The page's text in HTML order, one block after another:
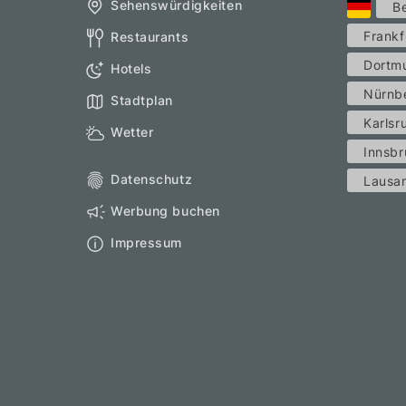
Sehenswürdigkeiten
Restaurants
Hotels
Stadtplan
Wetter
Datenschutz
Werbung buchen
Impressum